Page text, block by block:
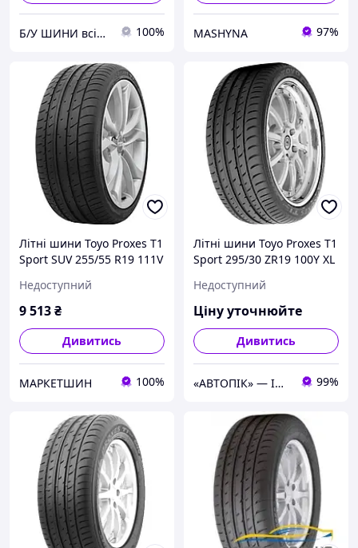
Б/У ШИНИ всіх розмірів mnogokoles.com.ua 100% MASHYNA 97%
Літні шини Toyo Proxes T1
Sport SUV 255/55 R19 111V
Недоступний
9 513₴
Дивитись
МАРКЕТШИН 100%
Літні шини Toyo Proxes T1
Sport 295/30 ZR19 100Y XL
Недоступний
Ціну уточнюйте
Дивитись
«АВТОПІК» — ІНТЕРНЕТ МАГАЗИН АВТОТОВАРІВ 99%